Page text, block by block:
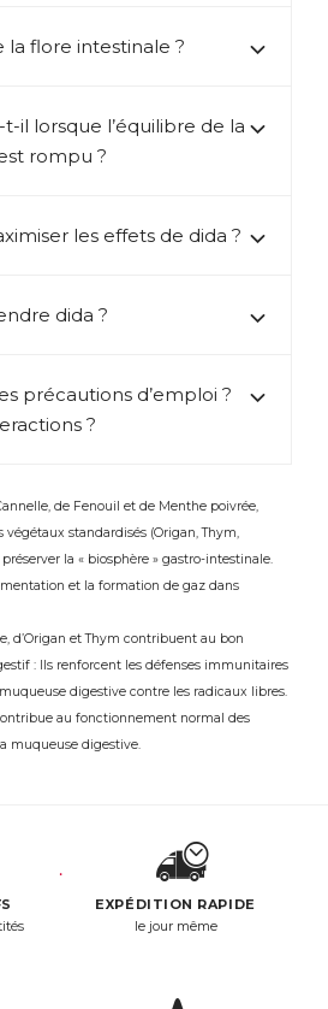
la flore intestinale ?
t-il lorsque l’équilibre de la
rompu ?
les effets de dida ?
dida ?
précautions d’emploi ?
?
de Fenouil et de Menthe poivrée,
végétaux standardisés (Origan, Thym,
la « biosphère » gastro-intestinale.
et la formation de gaz dans
d’Origan et Thym contribuent au bon
: Ils renforcent les défenses immunitaires
digestive contre les radicaux libres.
au fonctionnement normal des
muqueuse digestive.
EXPÉDITION RAPIDE
le jour même